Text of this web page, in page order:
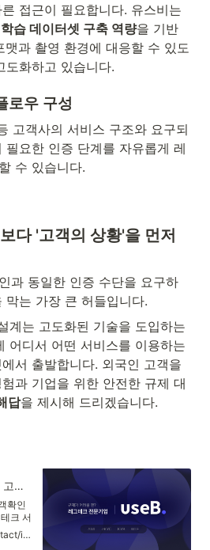
접근이 필요합니다. 유스비는
습 데이터셋 구축 역량을 기반
맷과 촬영 환경에 대응할 수 있도
도화하고 있습니다.
로우 구성
고객사의 서비스 구조와 요구되
필요한 인증 단계를 자유롭게 레
수 있습니다.
다 '고객의 상황'을 먼저
과 동일한 인증 수단을 요구하
막는 가장 큰 허들입니다.
계는 고도화된 기술을 도입하는
어디서 어떤 서비스를 이용하는
서 출발합니다. 외국인 고객을
과 기업을 위한 안전한 규제 대
답을 제시해 드리겠습니다.
유스비(useB.) - 비대면 고객확인(eKYC) 솔루션
확인
크 서
해 어
AI기
https://useb.co.kr/contact/inquiry?utm_source=blog&utm_medium=referal&utm_campaign=ekyc-foreigner-passport-verification-guide_%EB%B8%94%EB%A1%9C%EA%B7%B8_%EC%A0%84%ED%99%98%ED%98%95&utm_content=%7Bkeyword%7D&utm_term=%7Bk_query%7D